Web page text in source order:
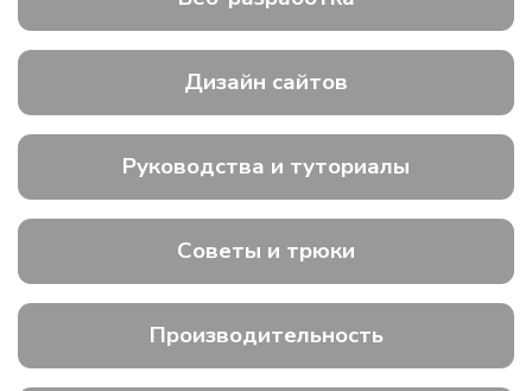
Дизайн сайтов
Руководства и туториалы
Советы и трюки
Производительность